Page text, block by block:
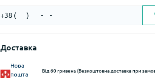
Доставка
Нова
пошта
Від 60 гривень (Безкоштовна доставка при